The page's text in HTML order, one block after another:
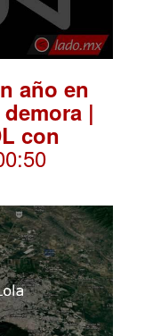
año en
|
con